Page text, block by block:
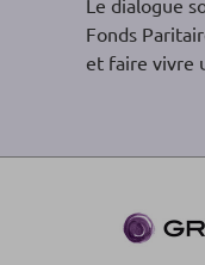
Le dialogue
Fonds
et faire vivre